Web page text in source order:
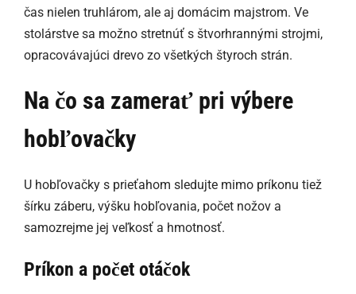
čas nielen truhlárom, ale aj domácim majstrom. Ve
stolárstve sa možno stretnúť s štvorhrannými strojmi,
opracovávajúci drevo zo všetkých štyroch strán.
Na čo sa zamerať pri výbere
hobľovačky
U hobľovačky s prieťahom sledujte mimo príkonu tiež
šírku záberu, výšku hobľovania, počet nožov a
samozrejme jej veľkosť a hmotnosť.
Príkon a počet otáčok